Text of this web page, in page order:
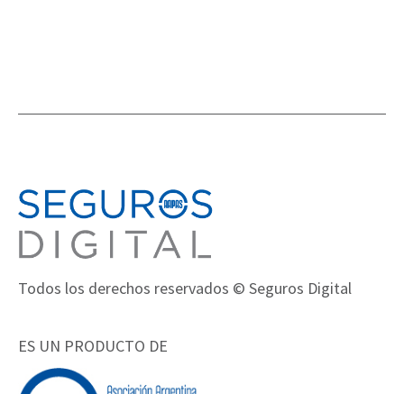
Todos los derechos reservados © Seguros Digital
ES UN PRODUCTO DE